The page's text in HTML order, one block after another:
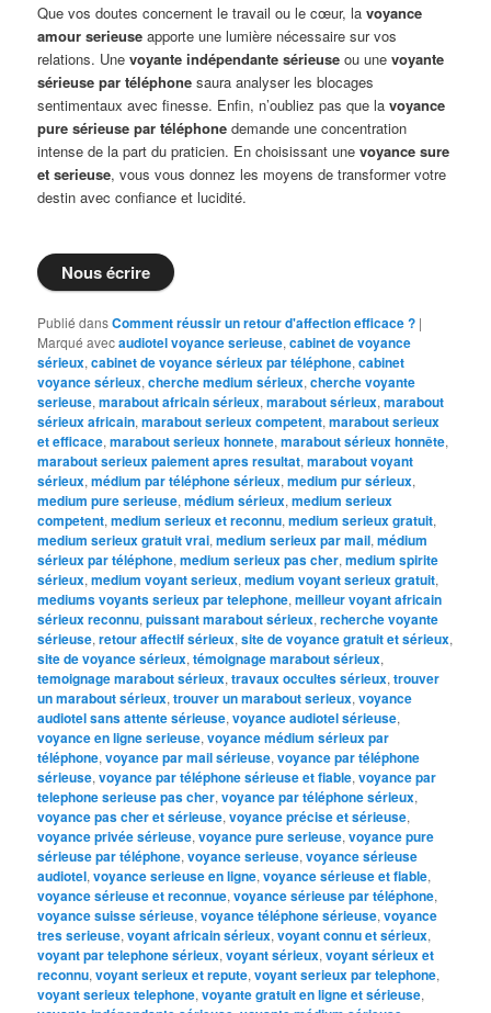
Que vos doutes concernent le travail ou le cœur, lavoyance
amour serieuse apporte une lumière nécessaire sur vos
relations. Unevoyante indépendante sérieuse ou unevoyante
sérieuse par téléphone saura analyser les blocages
sentimentaux avec finesse. Enfin, n’oubliez pas que lavoyance
pure sérieuse par téléphone demande une concentration
intense de la part du praticien. En choisissant unevoyance sure
et serieuse, vous vous donnez les moyens de transformer votre
destin avec confiance et lucidité.
Nous écrire
Publié dansComment réussir un retour d'affection efficace ? |
Marqué avecaudiotel voyance serieuse,cabinet de voyance
sérieux,cabinet de voyance sérieux par téléphone,cabinet
voyance sérieux,cherche medium sérieux,cherche voyante
serieuse,marabout africain sérieux,marabout sérieux,marabout
sérieux africain,marabout serieux competent,marabout serieux
et efficace,marabout serieux honnete,marabout sérieux honnête,
marabout serieux paiement apres resultat,marabout voyant
sérieux,médium par téléphone sérieux,medium pur sérieux,
medium pure serieuse,médium sérieux,medium serieux
competent,medium serieux et reconnu,medium serieux gratuit,
medium serieux gratuit vrai,medium serieux par mail,médium
sérieux par téléphone,medium serieux pas cher,medium spirite
sérieux,medium voyant serieux,medium voyant serieux gratuit,
mediums voyants serieux par telephone,meilleur voyant africain
sérieux reconnu,puissant marabout sérieux,recherche voyante
sérieuse,retour affectif sérieux,site de voyance gratuit et sérieux,
site de voyance sérieux,témoignage marabout sérieux,
temoignage marabout sérieux,travaux occultes sérieux,trouver
un marabout sérieux,trouver un marabout serieux,voyance
audiotel sans attente sérieuse,voyance audiotel sérieuse,
voyance en ligne serieuse,voyance médium sérieux par
téléphone,voyance par mail sérieuse,voyance par téléphone
sérieuse,voyance par téléphone sérieuse et fiable,voyance par
telephone serieuse pas cher,voyance par téléphone sérieux,
voyance pas cher et sérieuse,voyance précise et sérieuse,
voyance privée sérieuse,voyance pure serieuse,voyance pure
sérieuse par téléphone,voyance serieuse,voyance sérieuse
audiotel,voyance serieuse en ligne,voyance sérieuse et fiable,
voyance sérieuse et reconnue,voyance sérieuse par téléphone,
voyance suisse sérieuse,voyance téléphone sérieuse,voyance
tres serieuse,voyant africain sérieux,voyant connu et sérieux,
voyant par telephone sérieux,voyant sérieux,voyant sérieux et
reconnu,voyant serieux et repute,voyant serieux par telephone,
voyant serieux telephone,voyante gratuit en ligne et sérieuse,